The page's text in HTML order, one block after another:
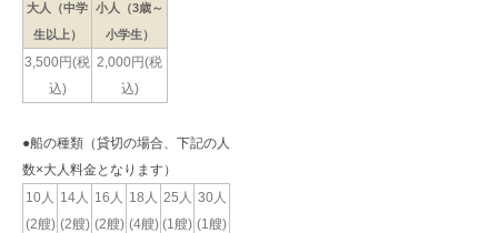
大人（中学
生以上）
小人（3歳～
小学生）
3,500円(税
込)
2,000円(税
込)
●船の種類（貸切の場合、下記の人
数×大人料金となります）
10人
(2艘)
14人
(2艘)
16人
(2艘)
18人
(4艘)
25人
(1艘)
30人
(1艘)